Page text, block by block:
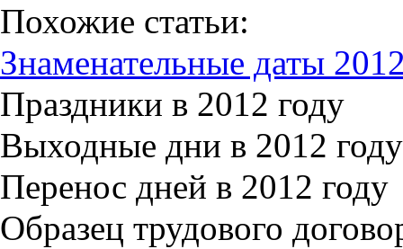
Похожие статьи:
Знаменательные даты
Праздники в 2012 году
Выходные дни в 2012 году
Перенос дней в 2012 году
Образец трудового